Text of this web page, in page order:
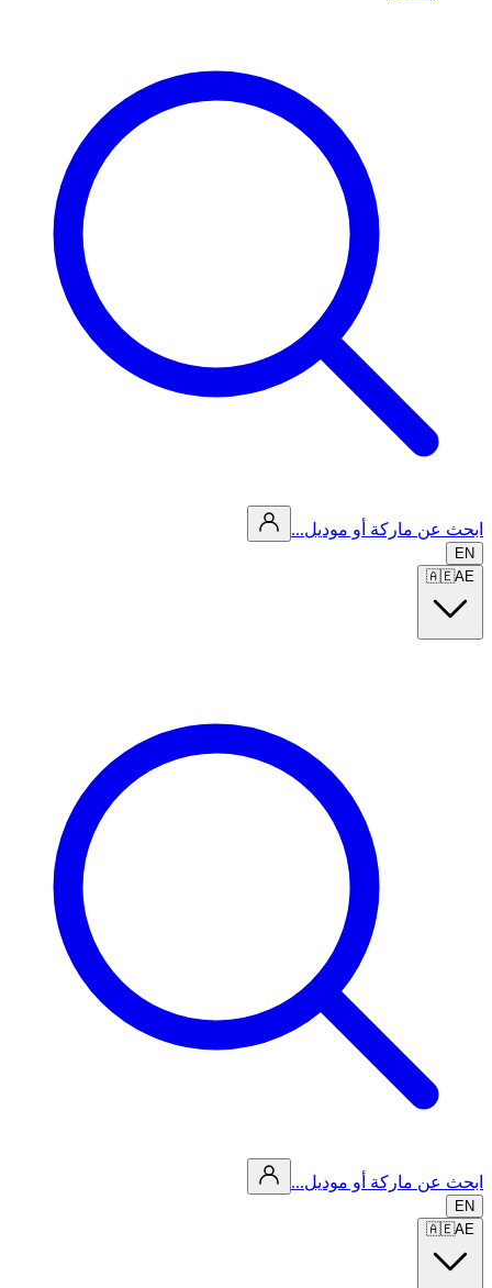
ابحث عن ماركة أو موديل...
EN
🇦🇪AE
ابحث عن ماركة أو موديل...
EN
🇦🇪AE